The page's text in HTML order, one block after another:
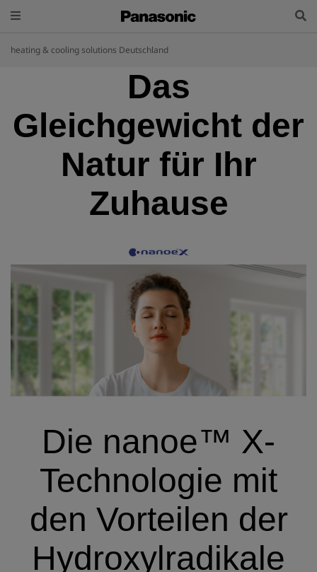
heating & cooling solutions Deutschland
Das
Gleichgewicht der
Natur für Ihr
Zuhause
Die nanoe™ X-
Technologie mit
den Vorteilen der
Hydroxylradikale